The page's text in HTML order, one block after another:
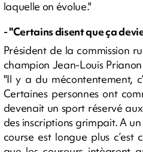
laquelle on évolue."
- "Certains disent que ça
Président de la commission
champion Jean-Louis
"Il y a du mécontentement,
Certaines personnes ont
devenait un sport réservé
des inscriptions grimpait. A
course est longue plus